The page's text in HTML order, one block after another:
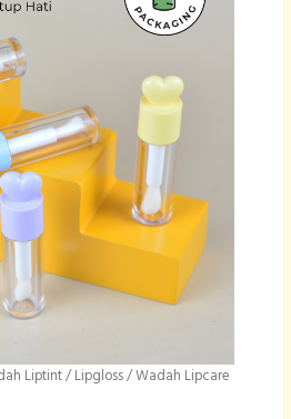
Liptint / Lipgloss/ Wadah Lipcare